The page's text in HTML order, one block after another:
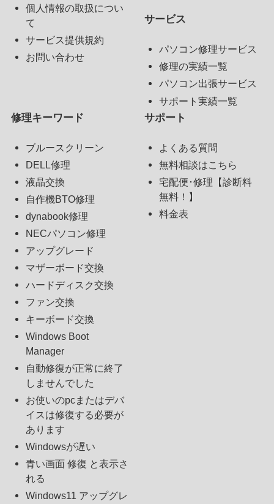
個人情報の取扱につい
て
サービス提供規約
お問い合わせ
サービス
パソコン修理サービス
修理の実績一覧
パソコン出張サービス
サポート実績一覧
修理キーワード
ブルースクリーン
DELL修理
液晶交換
自作機BTO修理
dynabook修理
NECパソコン修理
アップグレード
マザーボード交換
ハードディスク交換
ファン交換
キーボード交換
Windows Boot
Manager
自動修復が正常に終了
しませんでした
お使いのpcまたはデバ
イスは修復する必要が
あります
Windowsが遅い
青い画面 修復 と表示さ
れる
Windows11 アップグレ
サポート
よくある質問
無料相談はこちら
宅配便･修理【診断料
無料！】
料金表